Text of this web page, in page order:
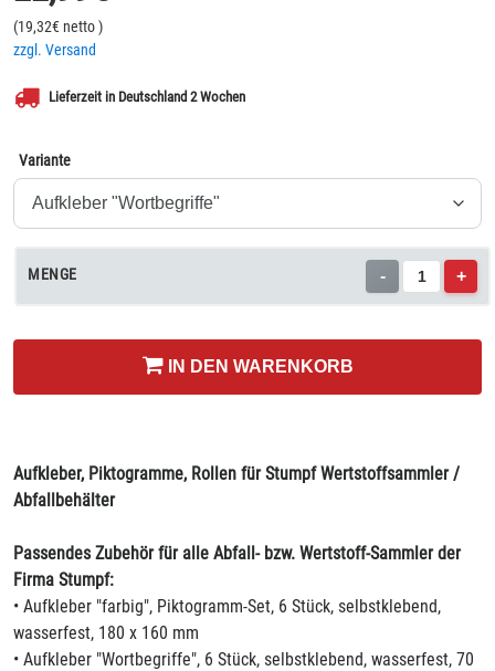
(19,32€ netto)
zzgl. Versand
Lieferzeit in Deutschland 2 Wochen
Variante
MENGE - +
IN DEN WARENKORB
Aufkleber, Piktogramme, Rollen für Stumpf Wertstoffsammler /
Abfallbehälter
Passendes Zubehör für alle Abfall- bzw. Wertstoff-Sammler der
Firma Stumpf:
• Aufkleber "farbig", Piktogramm-Set, 6 Stück, selbstklebend,
wasserfest, 180 x 160 mm
• Aufkleber "Wortbegriffe", 6 Stück, selbstklebend, wasserfest, 70